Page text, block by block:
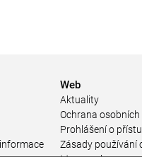
Web
Aktuality
Ochrana osobních
Prohlášení o
Zásady používání